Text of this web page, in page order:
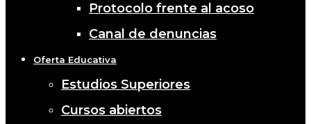
Protocolo frente al acoso
Canal de denuncias
Oferta Educativa
Estudios Superiores
Cursos abiertos